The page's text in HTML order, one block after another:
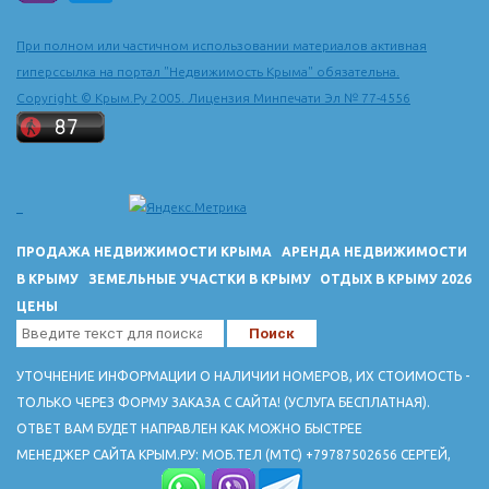
преображается: строятся небольшие уютные гостиницы, где
туристов ждут комфортные номера, экологически чистое
гостиниц Зеленогорья является гостиница "Золотой Теленок".
гостиницы Зеленогорья
При полном или частичном использовании материалов активная
гиперссылка на портал "Недвижимость Крыма" обязательна.
Copyright © Крым.Ру 2005. Лицензия Минпечати Эл № 77-4556
ПРОДАЖА НЕДВИЖИМОСТИ КРЫМА
АРЕНДА НЕДВИЖИМОСТИ
В КРЫМУ
ЗЕМЕЛЬНЫЕ УЧАСТКИ В КРЫМУ
ОТДЫХ В КРЫМУ 2026
ЦЕНЫ
УТОЧНЕНИЕ ИНФОРМАЦИИ О НАЛИЧИИ НОМЕРОВ, ИХ СТОИМОСТЬ -
ТОЛЬКО ЧЕРЕЗ ФОРМУ ЗАКАЗА С САЙТА! (УСЛУГА БЕСПЛАТНАЯ).
ОТВЕТ ВАМ БУДЕТ НАПРАВЛЕН КАК МОЖНО БЫСТРЕЕ
МЕНЕДЖЕР САЙТА КРЫМ.РУ: МОБ.ТЕЛ (МТС) +79787502656 СЕРГЕЙ,